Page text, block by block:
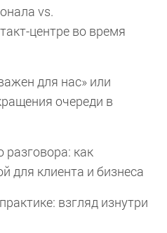
vs.
центре во время
для нас» или
очереди в
разговора: как
для клиента и бизнеса
взгляд изнутри